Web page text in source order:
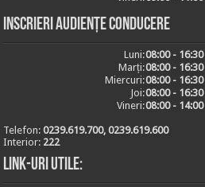
Inscrieri audiențe conducere
Luni:08:00 - 16:30
Marți:08:00 - 16:30
Miercuri:08:00 - 16:30
Joi:08:00 - 16:30
Vineri:08:00 - 14:00
Telefon:0239.619.700, 0239.619.600
Interior: 222
Link-uri utile: